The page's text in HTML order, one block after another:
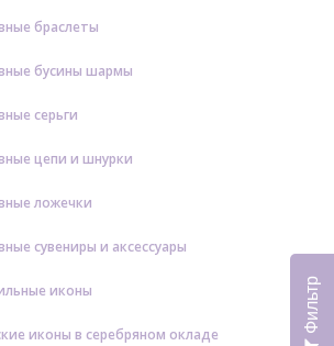
Фильтр
браслеты
бусины шармы
серьги
цепи и шнурки
ложечки
сувениры и аксессуары
иконы
иконы в серебряном окладе